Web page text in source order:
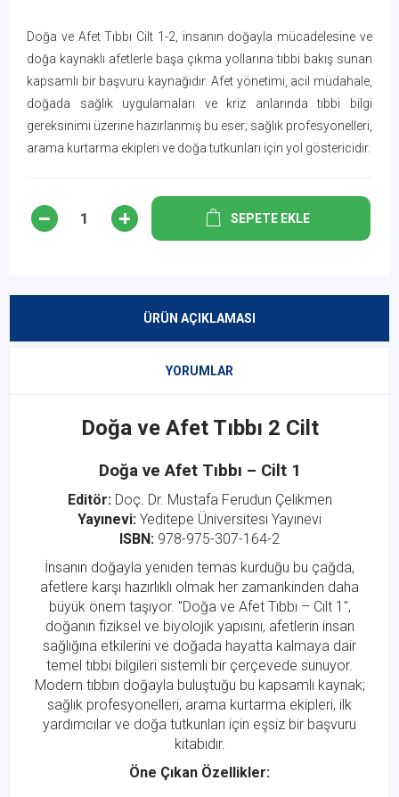
Doğa ve Afet Tıbbı Cilt 1-2, insanın doğayla mücadelesine ve
doğa kaynaklı afetlerle başa çıkma yollarına tıbbi bakış sunan
kapsamlı bir başvuru kaynağıdır. Afet yönetimi, acil müdahale,
doğada sağlık uygulamaları ve kriz anlarında tıbbi bilgi
gereksinimi üzerine hazırlanmış bu eser; sağlık profesyonelleri,
arama kurtarma ekipleri ve doğa tutkunları için yol göstericidir.
SEPETE EKLE
ÜRÜN AÇIKLAMASI
YORUMLAR
Doğa ve Afet Tıbbı 2 Cilt
Doğa ve Afet Tıbbı – Cilt 1
Editör:Doç. Dr. Mustafa Ferudun Çelikmen
Yayınevi: Yeditepe Üniversitesi Yayınevi
ISBN: 978-975-307-164-2
İnsanın doğayla yeniden temas kurduğu bu çağda,
afetlere karşı hazırlıklı olmak her zamankinden daha
büyük önem taşıyor. "Doğa ve Afet Tıbbı – Cilt 1",
doğanın fiziksel ve biyolojik yapısını, afetlerin insan
sağlığına etkilerini ve doğada hayatta kalmaya dair
temel tıbbi bilgileri sistemli bir çerçevede sunuyor.
Modern tıbbın doğayla buluştuğu bu kapsamlı kaynak;
sağlık profesyonelleri, arama kurtarma ekipleri, ilk
yardımcılar ve doğa tutkunları için eşsiz bir başvuru
kitabıdır.
Öne Çıkan Özellikler: